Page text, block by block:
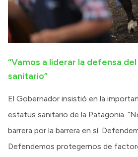
“Vamos a liderar la defensa
sanitario”
El Gobernador insistió en la
estatus sanitario de la Patagonia.
barrera por la barrera en sí.
Defendemos protegernos de